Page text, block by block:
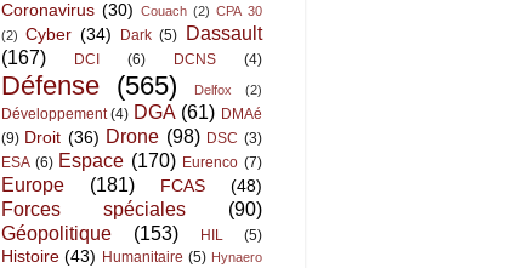
Coronavirus (30) Couach (2) CPA 30
(2) Cyber (34) Dark (5) Dassault
(167)
DCI (6) DCNS (4)
Défense (565) Delfox (2)
Développement (4) DGA (61) DMAé
(9) Droit (36) Drone (98) DSC (3)
ESA (6) Espace (170) Eurenco (7)
Europe (181) FCAS (48)
Forces spéciales
(90)
Géopolitique
(153) HIL (5)
Histoire (43) Humanitaire (5) Hynaero